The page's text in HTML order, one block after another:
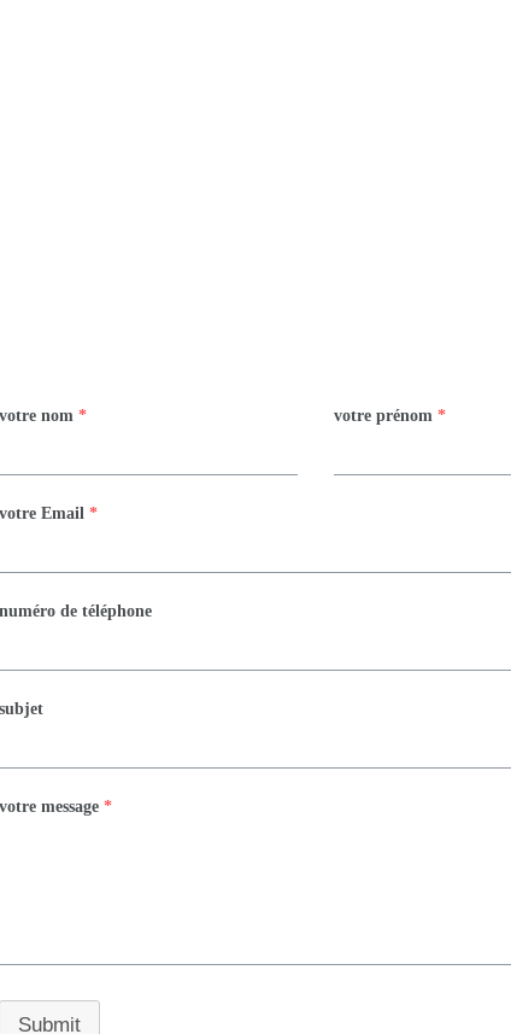
votre nom * votre prénom *
votre Email *
numéro de téléphone
subjet
votre message *
Submit